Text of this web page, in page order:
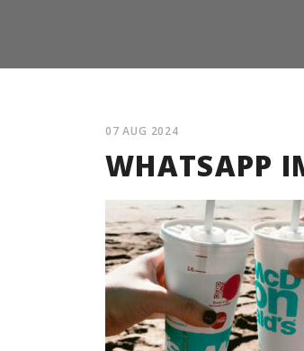
07 AUG 2024
WHATSAPP